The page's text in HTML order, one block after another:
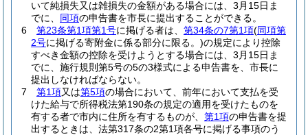
いて純損失又は雑損失の金額がある場合には、3月15日ま
でに、 同項の申告書を市長に提出することができる。
6
第23条第1項第1号に掲げる者は、 第34条の7第1項(同項第
2号に掲げる寄附金に係る部分に限る。)の規定により控除
すべき金額の控除を受けようとする場合には、3月15日ま
でに、施行規則第5号の5の3様式による申告書を、市長に
提出しなければならない。
7
第1項又は第5項の場合において、前年において支払を受
けた給与で所得税法第190条の規定の適用を受けたものを
有する者で市内に住所を有するものが、 第1項の申告書を提
出するときは、法第317条の2第1項各号に掲げる事項のう